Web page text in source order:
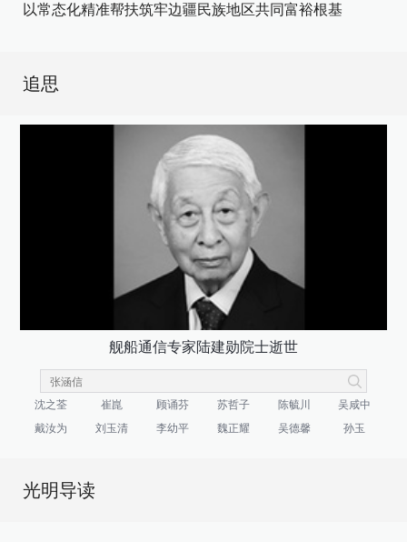
以常态化精准帮扶筑牢边疆民族地区共同富裕根基
追思
舰船通信专家陆建勋院士逝世
沈之荃 崔崑 顾诵芬 苏哲子 陈毓川
吴咸中
戴汝为
刘玉清 李幼平 魏正耀 吴德馨 孙玉
光明导读